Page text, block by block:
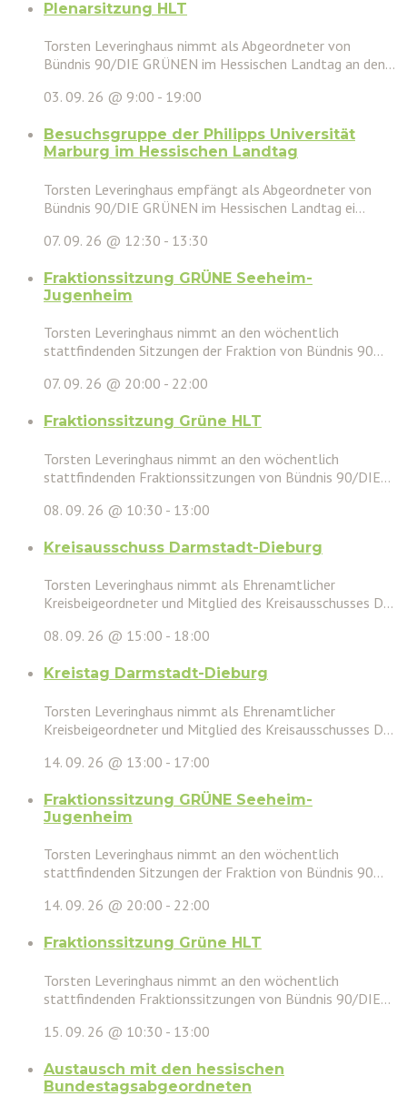
Plenarsitzung HLT
Torsten Leveringhaus nimmt als Abgeordneter von
Bündnis 90/DIE GRÜNEN im Hessischen Landtag an den...
03. 09. 26 @ 9:00 - 19:00
Besuchsgruppe der Philipps Universität
Marburg im Hessischen Landtag
Torsten Leveringhaus empfängt als Abgeordneter von
Bündnis 90/DIE GRÜNEN im Hessischen Landtag ei...
07. 09. 26 @ 12:30 - 13:30
Fraktionssitzung GRÜNE Seeheim-
Jugenheim
Torsten Leveringhaus nimmt an den wöchentlich
stattfindenden Sitzungen der Fraktion von Bündnis 90...
07. 09. 26 @ 20:00 - 22:00
Fraktionssitzung Grüne HLT
Torsten Leveringhaus nimmt an den wöchentlich
stattfindenden Fraktionssitzungen von Bündnis 90/DIE...
08. 09. 26 @ 10:30 - 13:00
Kreisausschuss Darmstadt-Dieburg
Torsten Leveringhaus nimmt als Ehrenamtlicher
Kreisbeigeordneter und Mitglied des Kreisausschusses D...
08. 09. 26 @ 15:00 - 18:00
Kreistag Darmstadt-Dieburg
Torsten Leveringhaus nimmt als Ehrenamtlicher
Kreisbeigeordneter und Mitglied des Kreisausschusses D...
14. 09. 26 @ 13:00 - 17:00
Fraktionssitzung GRÜNE Seeheim-
Jugenheim
Torsten Leveringhaus nimmt an den wöchentlich
stattfindenden Sitzungen der Fraktion von Bündnis 90...
14. 09. 26 @ 20:00 - 22:00
Fraktionssitzung Grüne HLT
Torsten Leveringhaus nimmt an den wöchentlich
stattfindenden Fraktionssitzungen von Bündnis 90/DIE...
15. 09. 26 @ 10:30 - 13:00
Austausch mit den hessischen
Bundestagsabgeordneten